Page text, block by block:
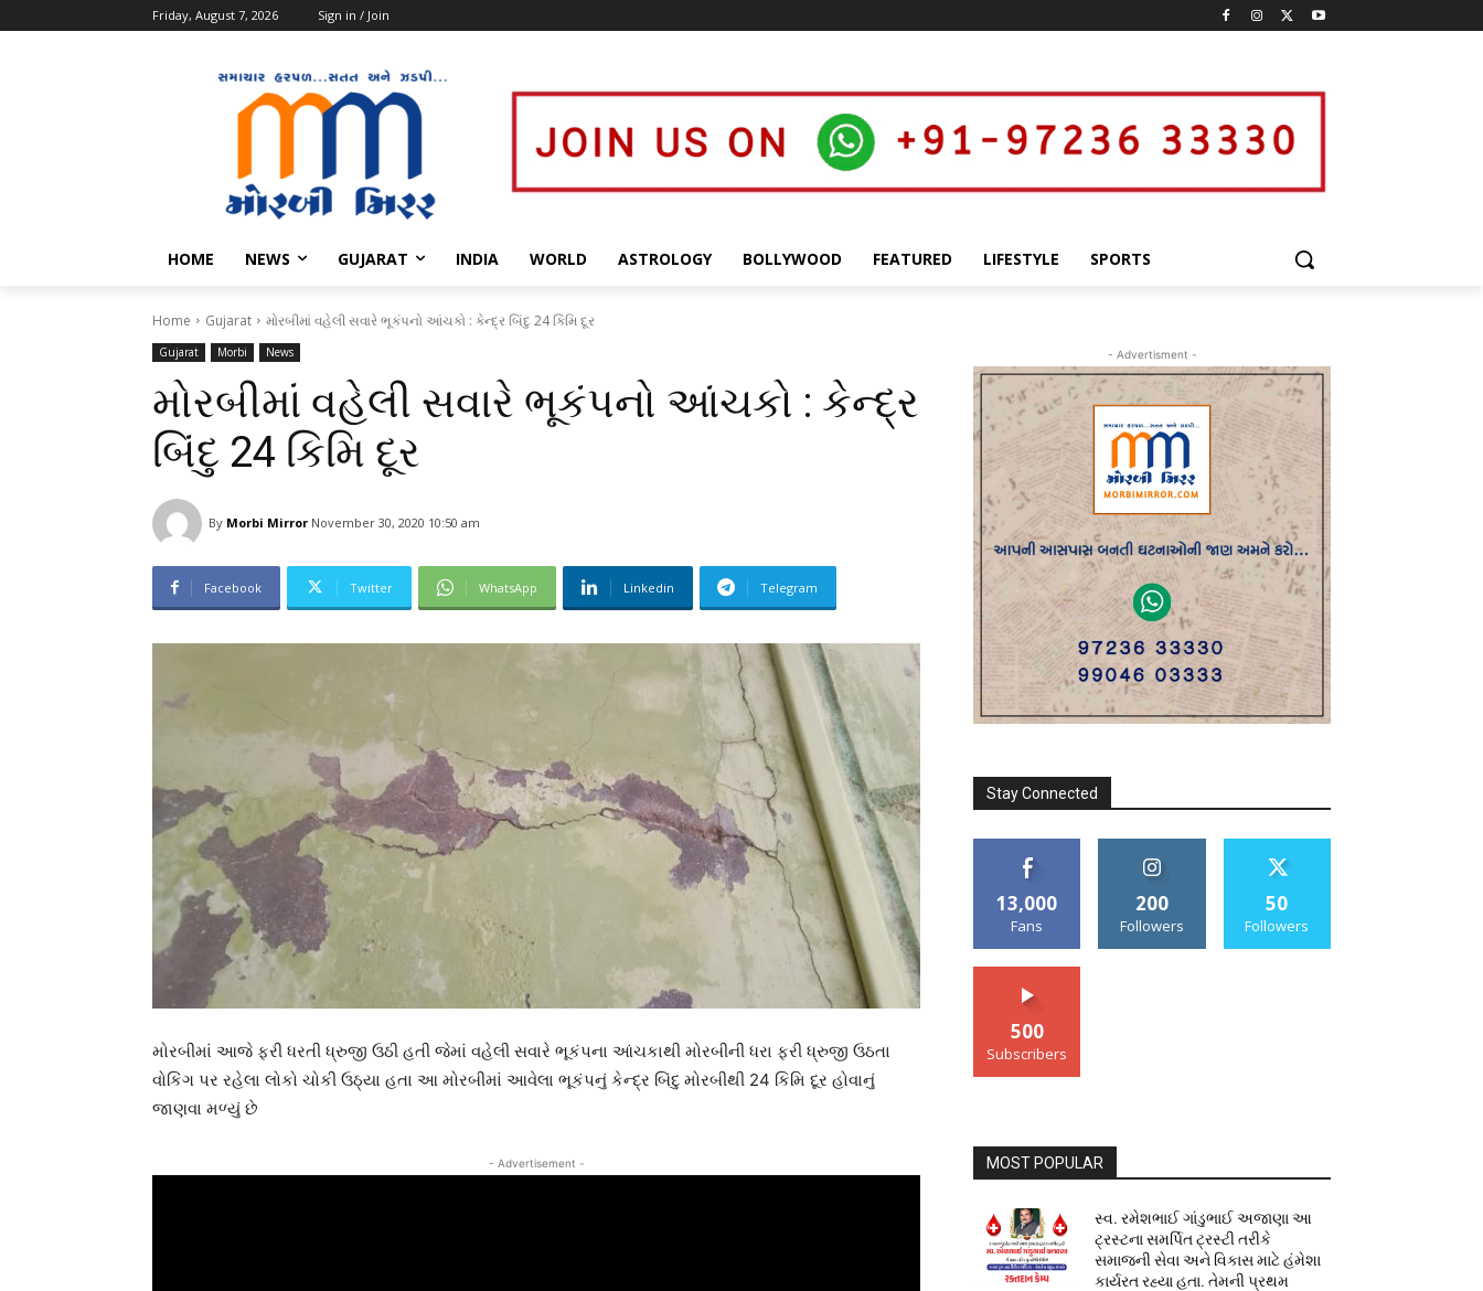
Friday, August 7, 2026 Sign in / Join
HOME NEWS GUJARAT INDIA WORLD ASTROLOGY BOLLYWOOD FEATURED LIFESTYLE SPORTS
Home Gujarat મોરબીમાં વહેલી સવારે ભૂકંપનો આંચકો : કેન્દ્ર બિંદુ 24 કિમિ દૂર
Gujarat Morbi News
મોરબીમાં વહેલી સવારે ભૂકંપનો આંચકો : કેન્દ્ર
બિંદુ 24 કિમિ દૂર
By Morbi Mirror November 30, 2020 10:50 am
Facebook Twitter WhatsApp Linkedin Telegram
મોરબીમાં આજે ફરી ધરતી ધ્રુજી ઉઠી હતી જેમાં વહેલી સવારે ભૂકંપના આંચકાથી મોરબીની ધરા ફરી ધ્રુજી ઉઠતા
વોકિંગ પર રહેલા લોકો ચોકી ઉઠ્યા હતા આ મોરબીમાં આવેલા ભૂકંપનું કેન્દ્ર બિંદુ મોરબીથી 24 કિમિ દૂર હોવાનું
જાણવા મળ્યું છે
- Advertisement -
- Advertisment -
Stay Connected
13,000
Fans
200
Followers
50
Followers
500
Subscribers
MOST POPULAR
સ્વ. રમેશભાઈ ગાંડુભાઈ અજાણા આ
ટ્રસ્ટના સમર્પિત ટ્રસ્ટી તરીકે
સમાજની સેવા અને વિકાસ માટે હંમેશા
કાર્યરત રહ્યા હતા. તેમની પ્રથમ